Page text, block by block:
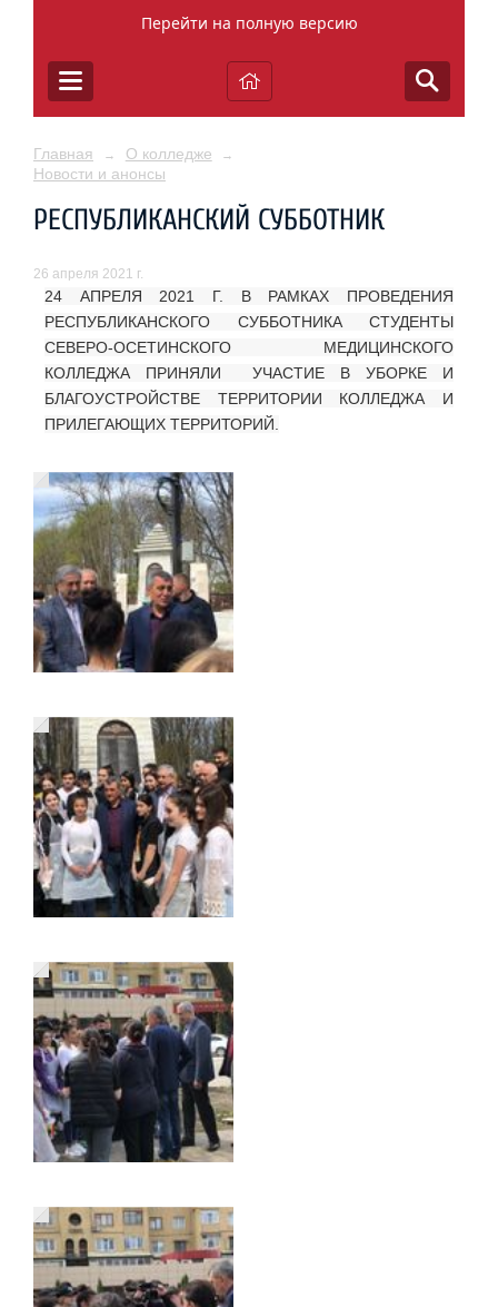
Перейти на полную версию
Главная → О колледже →
Новости и анонсы
РЕСПУБЛИКАНСКИЙ СУББОТНИК
26 апреля 2021 г.
24 АПРЕЛЯ 2021 Г. В РАМКАХ ПРОВЕДЕНИЯ
РЕСПУБЛИКАНСКОГО СУББОТНИКА СТУДЕНТЫ
СЕВЕРО-ОСЕТИНСКОГО МЕДИЦИНСКОГО
КОЛЛЕДЖА ПРИНЯЛИ УЧАСТИЕ В УБОРКЕ И
БЛАГОУСТРОЙСТВЕ ТЕРРИТОРИИ КОЛЛЕДЖА И
ПРИЛЕГАЮЩИХ ТЕРРИТОРИЙ.